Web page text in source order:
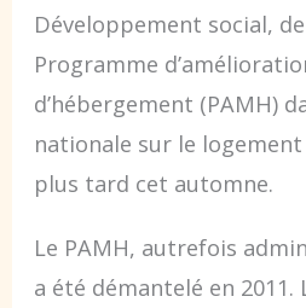
Développement social,
Programme
d’hébergement (PAMH)
nationale sur le
plus tard cet automne.
Le PAMH, autrefois
a été démantelé en 2011.